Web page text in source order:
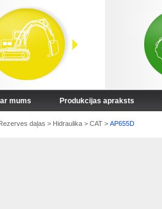
mums Produkcijas apraksts
daļas > Hidraulika> CAT> AP655D